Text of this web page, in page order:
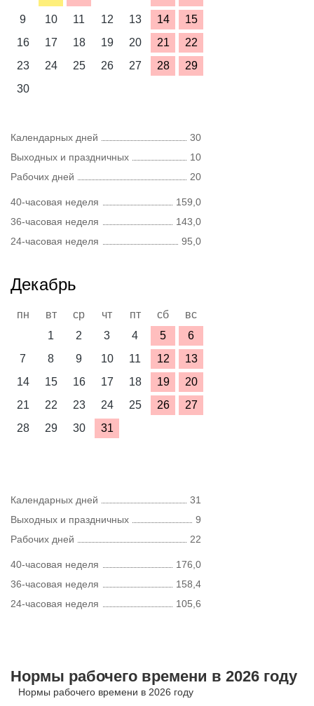
9
10 11 12 13 14
15
16
17 18 19 20 21
22
23
24 25 26 27 28
29
30
Календарных дней
30
Выходных и праздничных
10
Рабочих дней
20
40-часовая неделя
159,0
36-часовая неделя
143,0
24-часовая неделя
95,0
Декабрь
пн вт ср чт пт сб
вс
1
2 3 4 5
6
7
8 9 10 11 12
13
14
15 16 17 18 19
20
21
22 23 24 25 26
27
28
29 30 31
Календарных дней
31
Выходных и праздничных
9
Рабочих дней
22
40-часовая неделя
176,0
36-часовая неделя
158,4
24-часовая неделя
105,6
Нормы рабочего времени в 2026 году
Нормы рабочего времени в 2026 году